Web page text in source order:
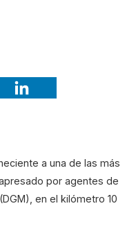
a una de las más
por agentes de
en el kilómetro 10